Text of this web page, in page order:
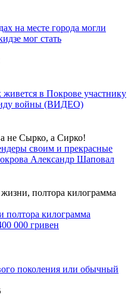
на месте города могли
мог стать
в Покрове участнику
войны (ВИДЕО)
не Сырко, а Сирко!
своим и прекрасные
Александр Шаповал
полтора килограмма
полтора килограмма
000 гривен
поколения или обычный